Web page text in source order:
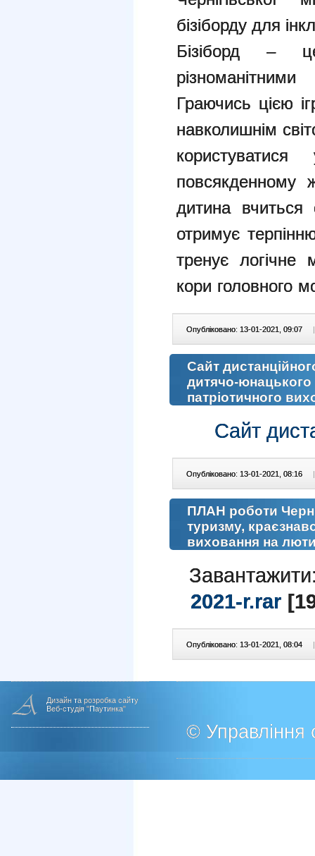
бізіборду для
Бізіборд –
Граючись цією
навколишнім
повсякденному
дитина вчиться
отримує
тренує логічне
кори головного
Опубліковано: 13-01-2021, 09:07 |
Сайт
дитячо-юнацького
патріотичного
Сайт
Опубліковано: 13-01-2021, 08:16 |
ПЛАН роботи
туризму,
виховання на
2021-r.rar
Опубліковано: 13-01-2021, 08:04 |
Дизайн та розробка сайту
Веб-студія "Паутинка"
© Управління